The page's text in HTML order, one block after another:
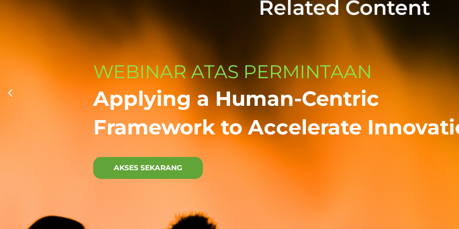
WEBINAR ATAS PERMINTAAN
Applying a Human-Centric
Framework to Accelerate
AKSES SEKARANG
Related Content